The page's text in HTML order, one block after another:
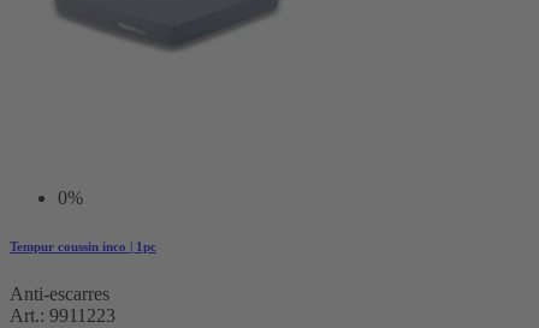
0%
Tempur coussin inco | 1pc
Anti-escarres
Art.: 9911223